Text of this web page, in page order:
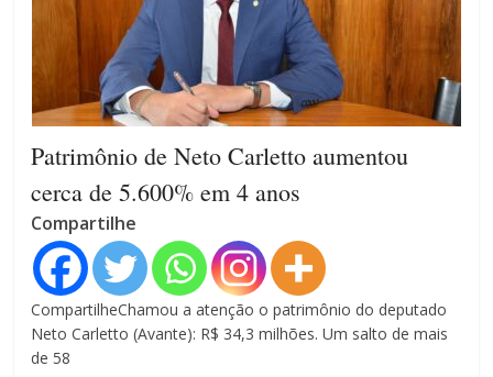
Patrimônio de Neto Carletto aumentou
cerca de 5.600% em 4 anos
Compartilhe
CompartilheChamou a atenção o patrimônio do deputado
Neto Carletto (Avante): R$ 34,3 milhões. Um salto de mais
de 58